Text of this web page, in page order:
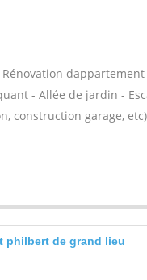
- Allée de jardin -
construction garage,
philbert de grand lieu